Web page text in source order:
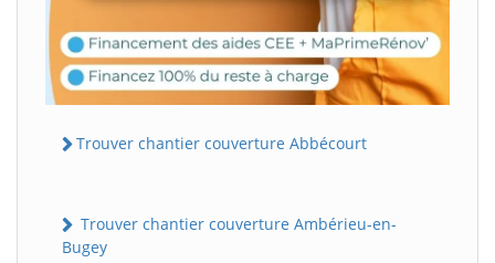
Trouver chantier couverture Abbécourt
Trouver chantier couverture Ambérieu-en-
Bugey